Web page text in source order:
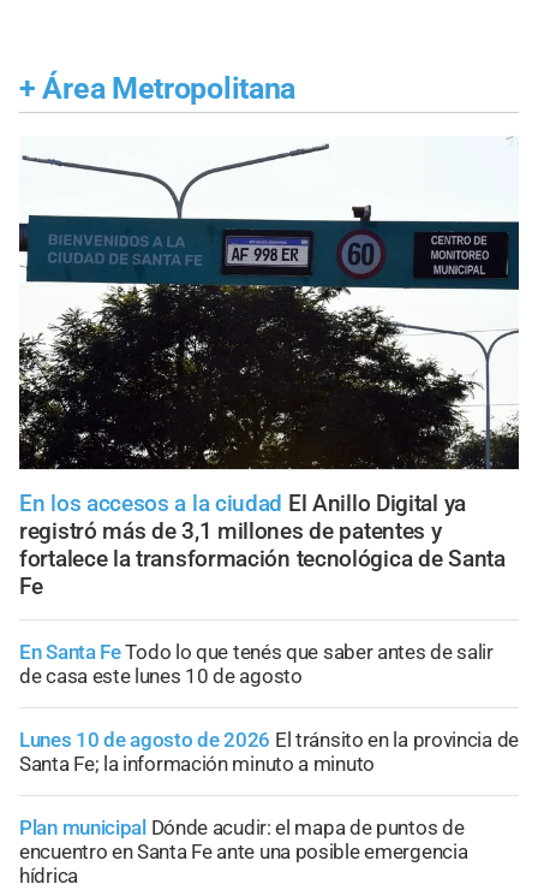
+ Área Metropolitana
En los accesos a la ciudad El Anillo Digital ya
registró más de 3,1 millones de patentes y
fortalece la transformación tecnológica de Santa
Fe
En Santa FeTodo lo que tenés que saber antes de salir
de casa este lunes 10 de agosto
Lunes 10 de agosto de 2026 El tránsito en la provincia de
Santa Fe; la información minuto a minuto
Plan municipal Dónde acudir: el mapa de puntos de
encuentro en Santa Fe ante una posible emergencia
hídrica